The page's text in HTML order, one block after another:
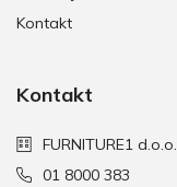
Kontakt
Kontakt
FURNITURE1 d.o.o.
01 8000 383